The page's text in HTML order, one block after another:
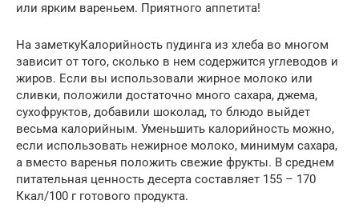
или ярким вареньем. Приятного аппетита!
На заметкуКалорийность пудинга из хлеба во многом
зависит от того, сколько в нем содержится углеводов и
жиров. Если вы использовали жирное молоко или
сливки, положили достаточно много сахара, джема,
сухофруктов, добавили шоколад, то блюдо выйдет
весьма калорийным. Уменьшить калорийность можно,
если использовать нежирное молоко, минимум сахара,
а вместо варенья положить свежие фрукты. В среднем
питательная ценность десерта составляет 155 – 170
Ккал/100 г готового продукта.